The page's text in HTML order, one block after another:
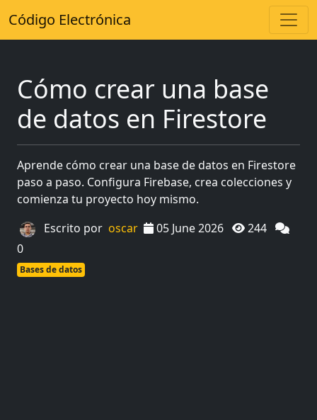
Código Electrónica
Cómo crear una base
de datos en Firestore
Aprende cómo crear una base de datos en Firestore
paso a paso. Configura Firebase, crea colecciones y
comienza tu proyecto hoy mismo.
Escrito por oscar 05 June 2026
244
0
Bases de datos